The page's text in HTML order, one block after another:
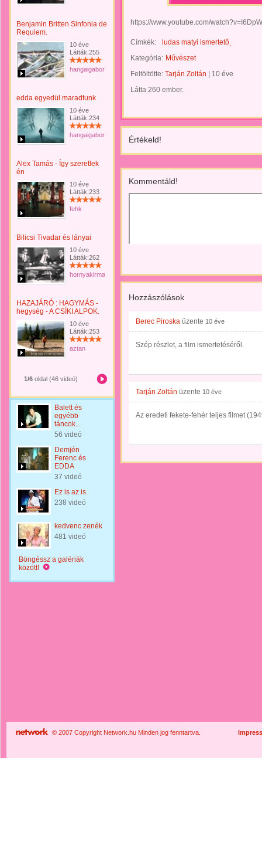
Benjamin Britten Sinfonia de
Requiem.
10 éve
Látták:255
hangaigabor
edda egyedül maradtunk
10 éve
Látták:234
hangaigabor
Alex Tamás - Így szeretlek
én
10 éve
Látták:233
fehk
Bilicsi Tivadar és lányai
10 éve
Látták:262
hornyakirma
HAZAJÁRÓ : HAGYMÁS -
hegység - A CSÍKI ALPOK.
10 éve
Látták:253
aztan
1/6 oldal (46 videó)
Balett és
egyébb
táncok...
56 videó
Demjén
Ferenc és
EDDA
37 videó
Ez is az is.
238 videó
kedvenc zenék
481 videó
Böngéssz a galériák
között!
https://www.youtube.com/
Címkék:
ludas matyi ismertető
Kategória: Művészet
Feltöltötte: Tarján Zoltán
10 éve
Látta 260 ember.
Értékeld!
Kommentáld!
Hozzászólások
Berec Piroska üzente 10 éve
Szép részlet, a film ismertetéséről.
Tarján Zoltán üzente 10 éve
Az eredeti fekete-fehér teljes filmet
© 2007 Copyright Network.hu Minden jog fenntartva.